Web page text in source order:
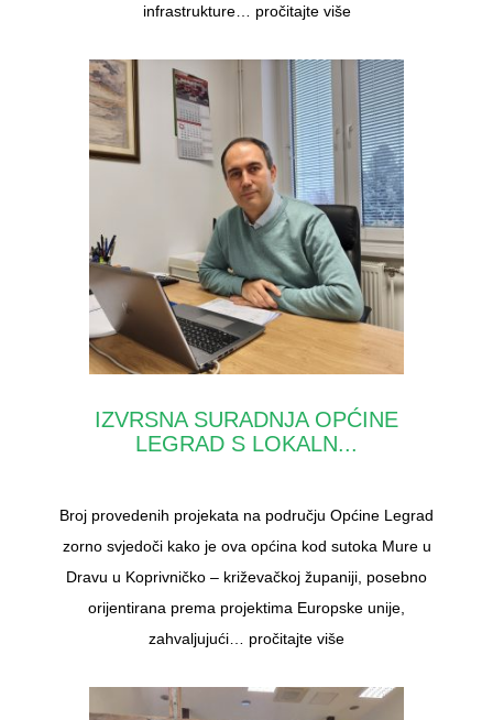
infrastrukture… pročitajte više
IZVRSNA SURADNJA OPĆINE
LEGRAD S LOKALN...
Broj provedenih projekata na području Općine Legrad
zorno svjedoči kako je ova općina kod sutoka Mure u
Dravu u Koprivničko – križevačkoj županiji, posebno
orijentirana prema projektima Europske unije,
zahvaljujući… pročitajte više